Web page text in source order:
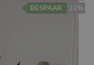
21%
BESPAAR